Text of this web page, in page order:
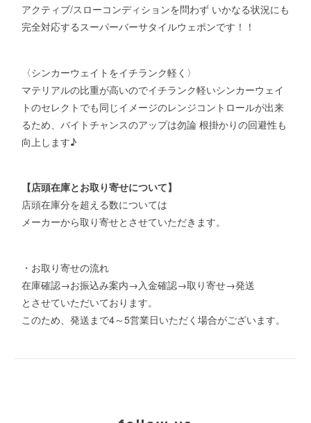
アクティブ/スローコンディションを問わず いかなる状況にも
完全対応するスーパーバーサタイルウェポンです！！
〈シンカーウェイトをイチランク軽く〉
マテリアルの比重が高いのでイチランク軽いシンカーウェイ
トのセレクトでも同じイメージのレンジコントロールが出来
るため、バイトチャンスのアップは勿論 根掛かりの回避性も
向上します♪
【店頭在庫とお取り寄せについて】
店頭在庫分を超える数については
メーカーから取り寄せとさせていただきます。
・お取り寄せの流れ
在庫確認→お振込み案内→入金確認→取り寄せ→発送
とさせていただいております。
このため、発送まで4～5営業日いただく場合がございます。